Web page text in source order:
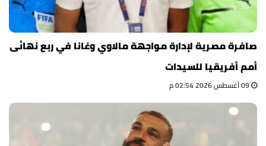
صافرة مصرية لإدارة مواجهة مالاوي وغانا في ربع نهائى
أمم أفريقيا للسيدات